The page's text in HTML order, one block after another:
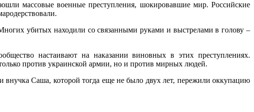
массовые военные преступления, шокировавшие мир. Российские
убитых находили со связанными руками и выстрелами в голову –
настаивают на наказании виновных в этих преступлениях.
против украинской армии, но и против мирных людей.
Саша, которой тогда еще не было двух лет, пережили оккупацию